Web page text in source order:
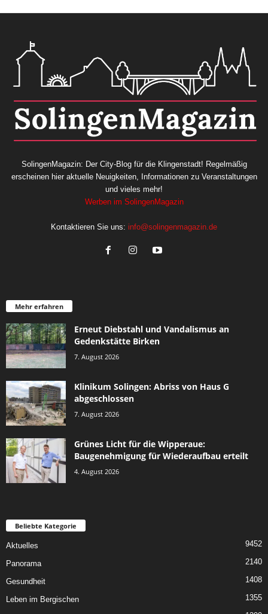
SolingenMagazin: Der City-Blog für die Klingenstadt! Regelmäßig
erscheinen hier aktuelle Neuigkeiten, Informationen zu Veranstaltungen
und vieles mehr!
Werben im SolingenMagazin
Kontaktieren Sie uns: info@solingenmagazin.de
Mehr erfahren
Erneut Diebstahl und Vandalismus an
Gedenkstätte Birken
7. August 2026
Klinikum Solingen: Abriss von Haus G
abgeschlossen
7. August 2026
Grünes Licht für die Wipperaue:
Baugenehmigung für Wiederaufbau erteilt
4. August 2026
Beliebte Kategorie
Aktuelles 9452
Panorama 2140
Gesundheit 1408
Leben im Bergischen 1355